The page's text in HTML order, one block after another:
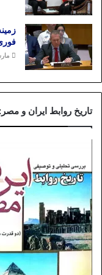
سوم: جهاد
ساعتی :
رهبر جمهوری
از اوضاع
ظاهرا “جهاد
برای “فتنه
می‌توان یافت
ضرب‌آهنگ فتنه‌
(۹/۷/۸۹).
ابراز نگرانی
یارانه ها گفت:
اجرایی نشده
آن وارد نشود
مارس
تاریخ روابط ایران و